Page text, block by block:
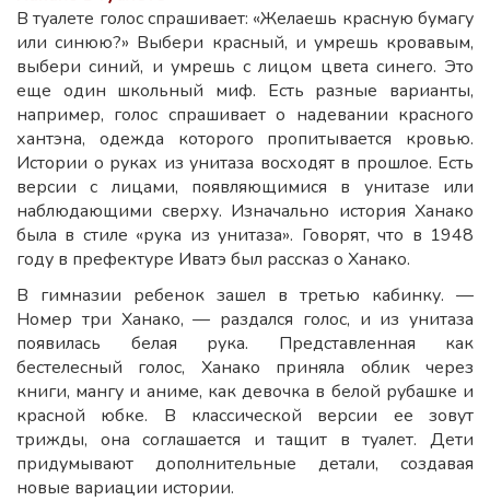
В туалете голос спрашивает: «Желаешь красную бумагу
или синюю?» Выбери красный, и умрешь кровавым,
выбери синий, и умрешь с лицом цвета синего. Это
еще один школьный миф. Есть разные варианты,
например, голос спрашивает о надевании красного
хантэна, одежда которого пропитывается кровью.
Истории о руках из унитаза восходят в прошлое. Есть
версии с лицами, появляющимися в унитазе или
наблюдающими сверху. Изначально история Ханако
была в стиле «рука из унитаза». Говорят, что в 1948
году в префектуре Иватэ был рассказ о Ханако.
В гимназии ребенок зашел в третью кабинку. —
Номер три Ханако, — раздался голос, и из унитаза
появилась белая рука. Представленная как
бестелесный голос, Ханако приняла облик через
книги, мангу и аниме, как девочка в белой рубашке и
красной юбке. В классической версии ее зовут
трижды, она соглашается и тащит в туалет. Дети
придумывают дополнительные детали, создавая
новые вариации истории.